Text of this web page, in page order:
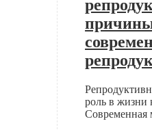
роль в жизни
Современная